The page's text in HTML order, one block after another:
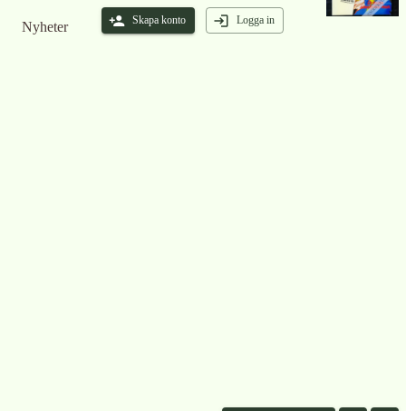
Nyheter Skapa konto Logga in